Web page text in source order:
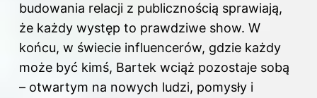
budowania relacji z publicznością sprawiają,
że każdy występ to prawdziwe show. W
końcu, w świecie influencerów, gdzie każdy
może być kimś, Bartek wciąż pozostaje sobą
– otwartym na nowych ludzi, pomysły i